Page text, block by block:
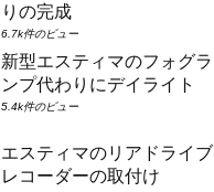
りの完成
6.7k件のビュー
新型エスティマのフォグラ
ンプ代わりにデイライト
5.4k件のビュー
エスティマのリアドライブ
レコーダーの取付け